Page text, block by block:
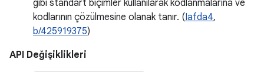
gibi standart biçimler kullanılarak kodlanmalarına ve
kodlarının çözülmesine olanak tanır. (Iafda4,
b/425919375)
API Değişiklikleri